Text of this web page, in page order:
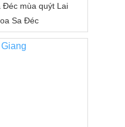
Đéc mùa quýt Lai
Sa Đéc